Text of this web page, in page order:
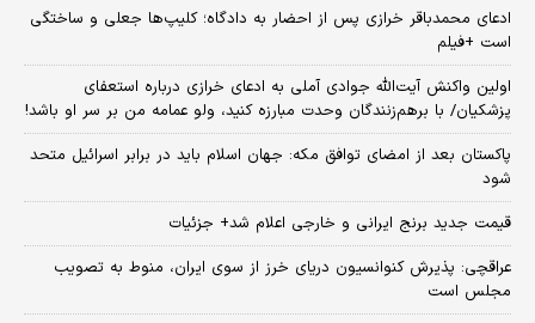
ادعای محمدباقر خرازی پس از احضار به دادگاه؛ کلیپ‌ها جعلی و ساختگی
است +فیلم
اولین واکنش آیت‌الله جوادی آملی به ادعای خرازی درباره استعفای
پزشکیان/ با برهم‌زنندگان وحدت مبارزه کنید، ولو عمامه من بر سر او باشد!
پاکستان بعد از امضای توافق مکه: جهان اسلام باید در برابر اسرائیل متحد
شود
قیمت جدید برنج ایرانی و خارجی اعلام شد+ جزئیات
عراقچی: پذیرش کنوانسیون دریای خرز از سوی ایران، منوط به تصویب
مجلس است